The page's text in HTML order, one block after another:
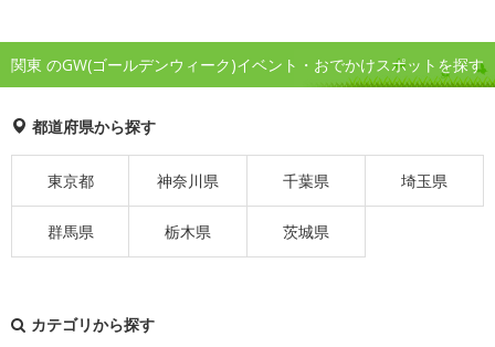
関東 のGW(ゴールデンウィーク)イベント・おでかけスポットを探す
都道府県から探す
東京都 神奈川県 千葉県 埼玉県
群馬県 栃木県 茨城県
カテゴリから探す